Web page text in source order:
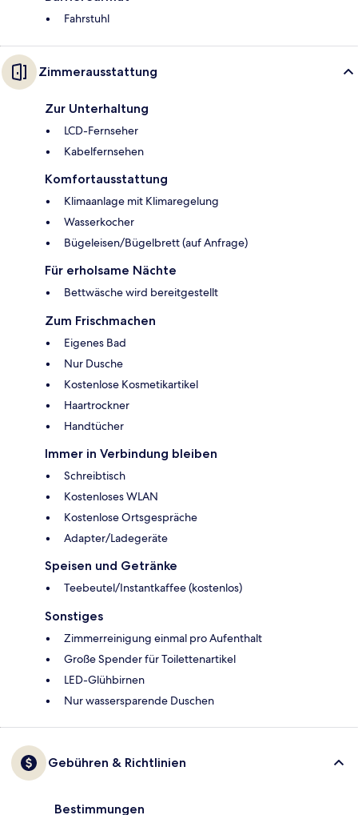
Fahrstuhl
Zimmerausstattung
Zur Unterhaltung
LCD-Fernseher
Kabelfernsehen
Komfortausstattung
Klimaanlage mit Klimaregelung
Wasserkocher
Bügeleisen/Bügelbrett (auf Anfrage)
Für erholsame Nächte
Bettwäsche wird bereitgestellt
Zum Frischmachen
Eigenes Bad
Nur Dusche
Kostenlose Kosmetikartikel
Haartrockner
Handtücher
Immer in Verbindung bleiben
Schreibtisch
Kostenloses WLAN
Kostenlose Ortsgespräche
Adapter/Ladegeräte
Speisen und Getränke
Teebeutel/Instantkaffee (kostenlos)
Sonstiges
Zimmerreinigung einmal pro Aufenthalt
Große Spender für Toilettenartikel
LED-Glühbirnen
Nur wassersparende Duschen
Gebühren & Richtlinien
Bestimmungen